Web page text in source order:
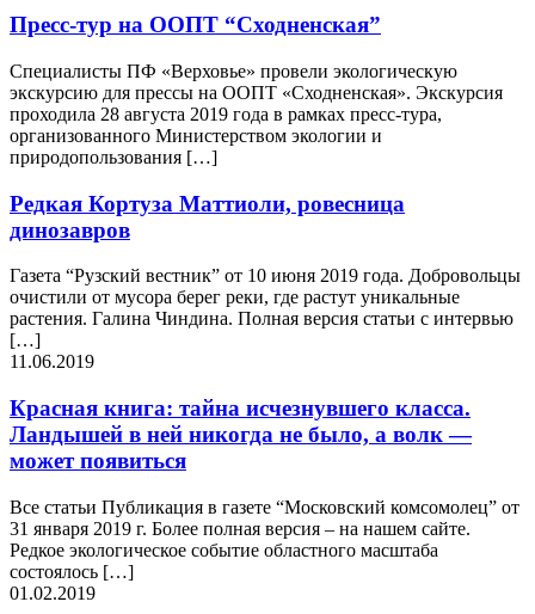
Пресс-тур на ООПТ “Сходненская”
Специалисты ПФ «Верховье» провели экологическую
экскурсию для прессы на ООПТ «Сходненская». Экскурсия
проходила 28 августа 2019 года в рамках пресс-тура,
организованного Министерством экологии и
природопользования […]
Редкая Кортуза Маттиоли, ровесница
динозавров
Газета “Рузский вестник” от 10 июня 2019 года. Добровольцы
очистили от мусора берег реки, где растут уникальные
растения. Галина Чиндина. Полная версия статьи с интервью
[…]
11.06.2019
Красная книга: тайна исчезнувшего класса.
Ландышей в ней никогда не было, а волк —
может появиться
Все статьи Публикация в газете “Московский комсомолец” от
31 января 2019 г. Более полная версия – на нашем сайте.
Редкое экологическое событие областного масштаба
состоялось […]
01.02.2019